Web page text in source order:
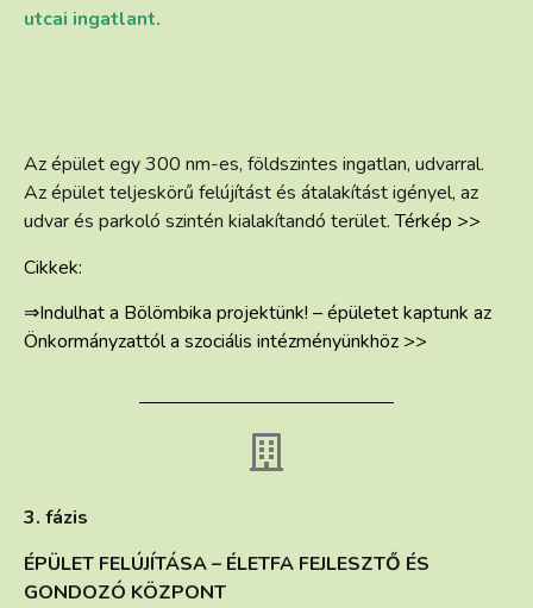
utcai ingatlant.
Az épület egy 300 nm-es, földszintes ingatlan, udvarral.
Az épület teljeskörű felújítást és átalakítást igényel, az
udvar és parkoló szintén kialakítandó terület. Térkép >>
Cikkek:
⇒Indulhat a Bölömbika projektünk! – épületet kaptunk az
Önkormányzattól a szociális intézményünkhöz >>
3. fázis
ÉPÜLET FELÚJÍTÁSA – ÉLETFA FEJLESZTŐ ÉS
GONDOZÓ KÖZPONT